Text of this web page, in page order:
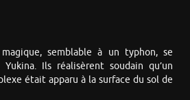
semblable à un typhon, se
Ils réalisèrent soudain qu’un
était apparu à la surface du sol de